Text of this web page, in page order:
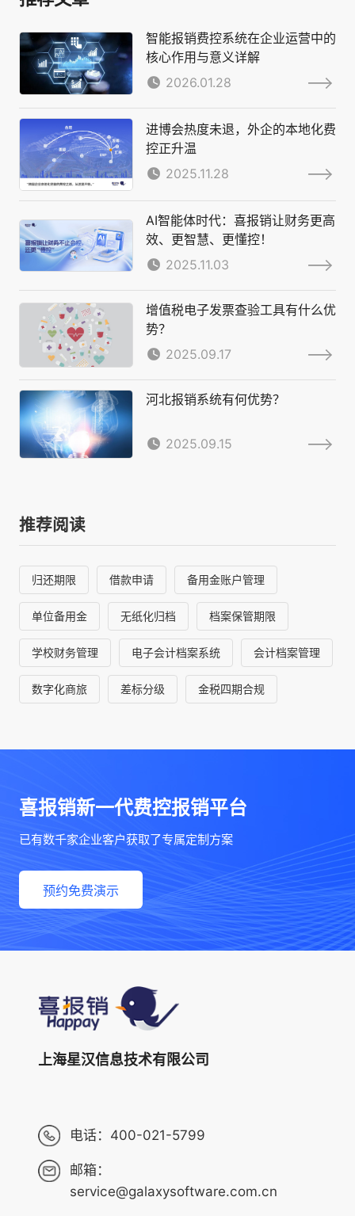
智能报销费控系统在企业运营中的
核心作用与意义详解
2026.01.28
进博会热度未退，外企的本地化费
控正升温
2025.11.28
AI智能体时代：喜报销让财务更高
效、更智慧、更懂控！
2025.11.03
增值税电子发票查验工具有什么优
势？
2025.09.17
河北报销系统有何优势？
2025.09.15
推荐阅读
归还期限 借款申请 备用金账户管理
单位备用金 无纸化归档 档案保管期限
学校财务管理 电子会计档案系统 会计档案管理
数字化商旅 差标分级 金税四期合规
喜报销新一代费控报销平台
已有数千家企业客户获取了专属定制方案
预约免费演示
上海星汉信息技术有限公司
电话： 400-021-5799
邮箱：
service@galaxysoftware.com.cn